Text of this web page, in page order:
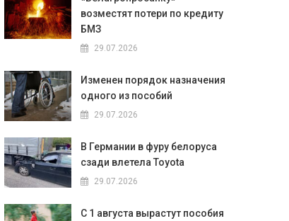
возместят потери по кредиту
БМЗ
29.07.2026
Изменен порядок назначения
одного из пособий
29.07.2026
В Германии в фуру белоруса
сзади влетела Toyota
29.07.2026
С 1 августа вырастут пособия